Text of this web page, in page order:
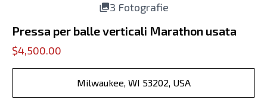
3 Fotografie
Pressa per balle verticali Marathon usata
$4,500.00
Milwaukee, WI 53202, USA